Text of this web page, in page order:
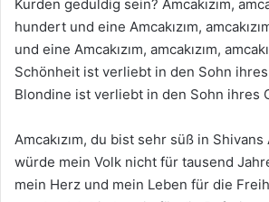
Kurden geduldig sein? Amcakızım,
hundert und eine Amcakızım,
und eine Amcakızım, amcakızım,
Schönheit ist verliebt in den Sohn
Blondine ist verliebt in den Sohn ihres
Amcakızım, du bist sehr süß in
würde mein Volk nicht für tausend
mein Herz und mein Leben für die